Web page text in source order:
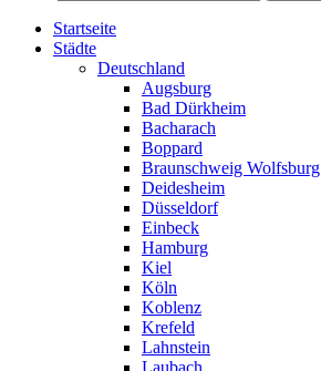
Startseite
Städte
Deutschland
Augsburg
Bad Dürkheim
Bacharach
Boppard
Braunschweig Wolfsburg
Deidesheim
Düsseldorf
Einbeck
Hamburg
Kiel
Köln
Koblenz
Krefeld
Lahnstein